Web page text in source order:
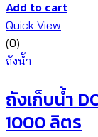
Add to cart
Quick View
(0)
ถังน้ำ
ถังเก็บน้ำ
1000 ลิตร